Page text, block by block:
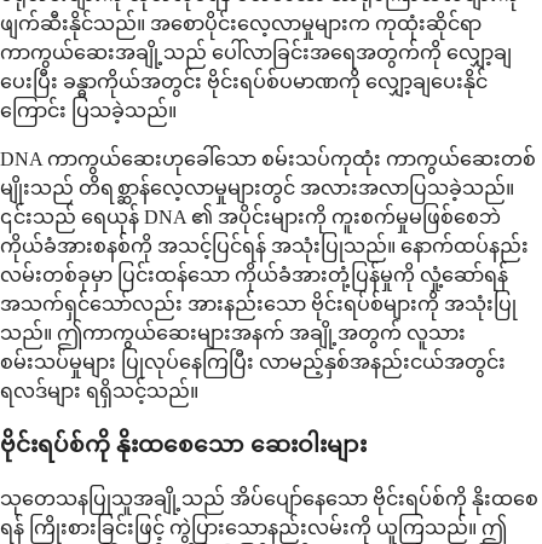
ဖျက်ဆီးနိုင်သည်။ အစောပိုင်းလေ့လာမှုများက ကုထုံးဆိုင်ရာ
ကာကွယ်ဆေးအချို့သည် ပေါ်လာခြင်းအရေအတွက်ကို လျှော့ချ
ပေးပြီး ခန္ဓာကိုယ်အတွင်း ဗိုင်းရပ်စ်ပမာဏကို လျှော့ချပေးနိုင်
ကြောင်း ပြသခဲ့သည်။
DNA ကာကွယ်ဆေးဟုခေါ်သော စမ်းသပ်ကုထုံး ကာကွယ်ဆေးတစ်
မျိုးသည် တိရစ္ဆာန်လေ့လာမှုများတွင် အလားအလာပြသခဲ့သည်။
၎င်းသည် ရေယုန် DNA ၏ အပိုင်းများကို ကူးစက်မှုမဖြစ်စေဘဲ
ကိုယ်ခံအားစနစ်ကို အသင့်ပြင်ရန် အသုံးပြုသည်။ နောက်ထပ်နည်း
လမ်းတစ်ခုမှာ ပြင်းထန်သော ကိုယ်ခံအားတုံ့ပြန်မှုကို လှုံ့ဆော်ရန်
အသက်ရှင်သော်လည်း အားနည်းသော ဗိုင်းရပ်စ်များကို အသုံးပြု
သည်။ ဤကာကွယ်ဆေးများအနက် အချို့အတွက် လူသား
စမ်းသပ်မှုများ ပြုလုပ်နေကြပြီး လာမည့်နှစ်အနည်းငယ်အတွင်း
ရလဒ်များ ရရှိသင့်သည်။
ဗိုင်းရပ်စ်ကို နိုးထစေသော ဆေးဝါးများ
သုတေသနပြုသူအချို့သည် အိပ်ပျော်နေသော ဗိုင်းရပ်စ်ကို နိုးထစေ
ရန် ကြိုးစားခြင်းဖြင့် ကွဲပြားသောနည်းလမ်းကို ယူကြသည်။ ဤ